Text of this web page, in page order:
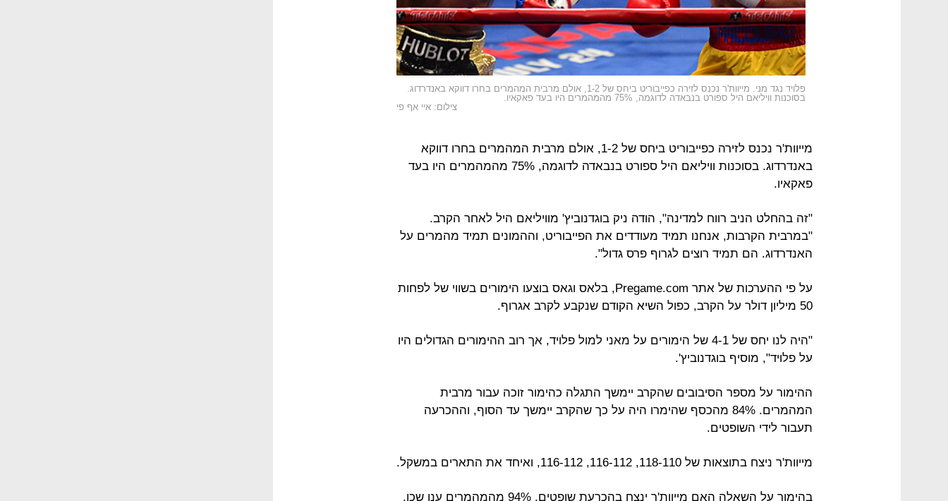
פלויד נגד מני. מייוות'ר נכנס לזירה כפייבוריט ביחס של 1-2, אולם מרבית המהמרים בחרו דווקא באנדרדוג.
בסוכנות וויליאם היל ספורט בנבאדה לדוגמה, 75% מהמהמרים היו בעד פאקאיו.
צילום: איי אף פי
מייוות'ר נכנס לזירה כפייבוריט ביחס של 1-2, אולם מרבית המהמרים בחרו דווקא
באנדרדוג. בסוכנות וויליאם היל ספורט בנבאדה לדוגמה, 75% מהמהמרים היו בעד
פאקאיו.
"זה בהחלט הניב רווח למדינה", הודה ניק בוגדנוביץ' מוויליאם היל לאחר הקרב.
"במרבית הקרבות, אנחנו תמיד מעודדים את הפייבוריט, וההמונים תמיד מהמרים על
האנדרדוג. הם תמיד רוצים לגרוף פרס גדול".
על פי ההערכות של אתר Pregame.com, בלאס וגאס בוצעו הימורים בשווי של לפחות
50 מיליון דולר על הקרב, כפול השיא הקודם שנקבע לקרב אגרוף.
"היה לנו יחס של 4-1 של הימורים על מאני למול פלויד, אך רוב ההימורים הגדולים היו
על פלויד", מוסיף בוגדנוביץ'.
ההימור על מספר הסיבובים שהקרב יימשך התגלה כהימור זוכה עבור מרבית
המהמרים. 84% מהכסף שהימרו היה על כך שהקרב יימשך עד הסוף, וההכרעה
תעבור לידי השופטים.
מייוות'ר ניצח בתוצאות של 118-110, 116-112, 116-112, ואיחד את התארים במשקל.
בהימור על השאלה האם מייוות'ר ינצח בהכרעת שופטים, 94% מהמהמרים ענו שכן.